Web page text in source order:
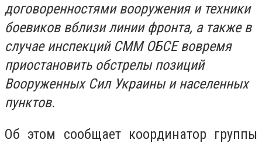
договоренностями вооружения и техники
боевиков вблизи линии фронта, а также в
случае инспекций СММ ОБСЕ вовремя
приостановить обстрелы позиций
Вооруженных Сил Украины и населенных
пунктов.
Об этом сообщает координатор группы